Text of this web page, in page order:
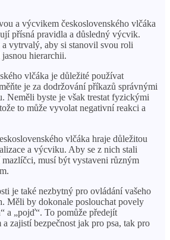
a výcvikem československého vlčáka
přísná pravidla a důsledný výcvik.
vytrvalý, aby si stanovil svou roli
hierarchii.
vlčáka je důležité používat
je za dodržování příkazů správnými
Neměli byste je však trestat fyzickými
to může vyvolat negativní reakci a
vlčáka hraje důležitou
a výcviku. Aby se z nich stali
musí být vystaveni různým
je také nezbytný pro ovládání vašeho
Měli by dokonale poslouchat povely
a „pojď“. To pomůže předejít
zajistí bezpečnost jak pro psa, tak pro